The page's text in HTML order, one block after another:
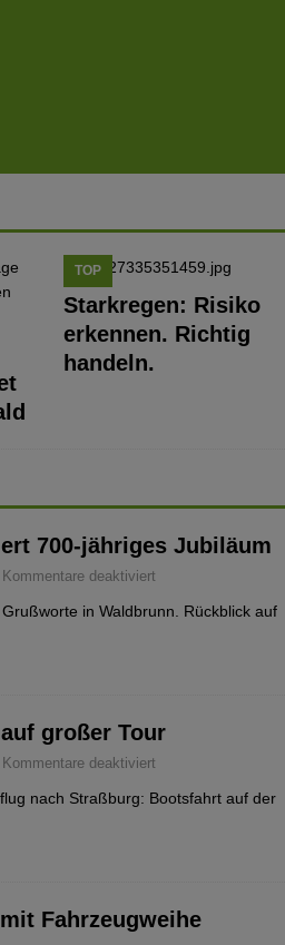
TOP
Starkregen: Risiko
erkennen. Richtig
handeln.
700-jähriges Jubiläum
Kommentare deaktiviert
in Waldbrunn. Rückblick auf
großer Tour
Kommentare deaktiviert
nach Straßburg: Bootsfahrt auf der
Fahrzeugweihe